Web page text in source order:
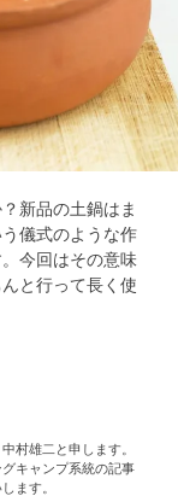
新品の土鍋はま
儀式のような作
今回はその意味
と行って長く使
村雄二と申します。
キャンプ系統の記事
ます。